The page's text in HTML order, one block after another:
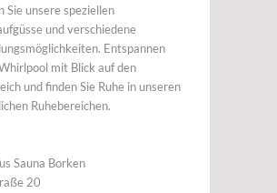
Sie unsere speziellen
und verschiedene
Entspannen
mit Blick auf den
und finden Sie Ruhe in unseren
Ruhebereichen.
Sauna Borken
20